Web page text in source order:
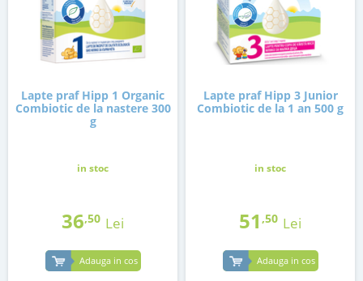
Lapte praf Hipp 1 Organic
Combiotic de la nastere 300
g
in stoc
36,50 Lei
Adauga in cos
Lapte praf Hipp 3 Junior
Combiotic de la 1 an 500 g
in stoc
51 ,50 Lei
Adauga in cos